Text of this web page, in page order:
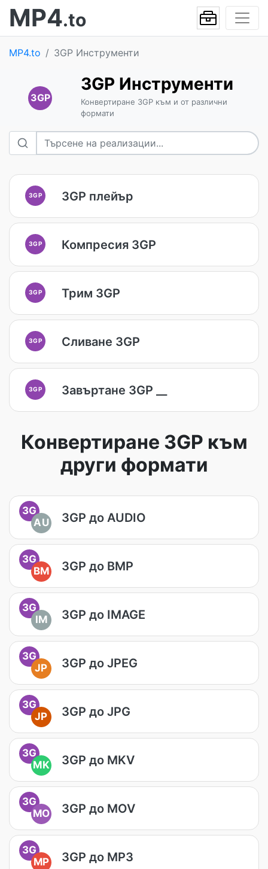
MP4.to
MP4.to 3GP Инструменти
3GP
3GP Инструменти
Конвертиране 3GP към и от различни
формати
3GP 3GP плейър
3GP Компресия 3GP
3GP Трим 3GP
3GP Сливане 3GP
3GP Завъртане 3GP __
Конвертиране 3GP към
други формати
3G
AU
3GP до AUDIO
3G
BM
3GP до BMP
3G
IM
3GP до IMAGE
3G
JP
3GP до JPEG
3G
JP
3GP до JPG
3G
MK
3GP до MKV
3G
MO
3GP до MOV
3G
MP
3GP до MP3